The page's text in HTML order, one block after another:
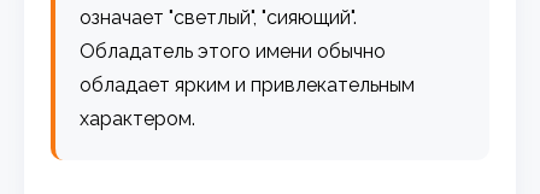
означает "светлый", "сияющий".
Обладатель этого имени обычно
обладает ярким и привлекательным
характером.